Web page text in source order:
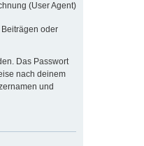
(User Agent)
oder
Das Passwort
nach deinem
und